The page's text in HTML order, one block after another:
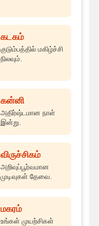
கடகம்
குடும்பத்தில் மகிழ்ச்சி
நிலவும்.
கன்னி
அதிர்ஷ்டமான நாள்
இன்று.
விருச்சிகம்
அறிவுப்பூர்வமான
முடிவுகள் தேவை.
மகரம்
உங்கள் முயற்சிகள்